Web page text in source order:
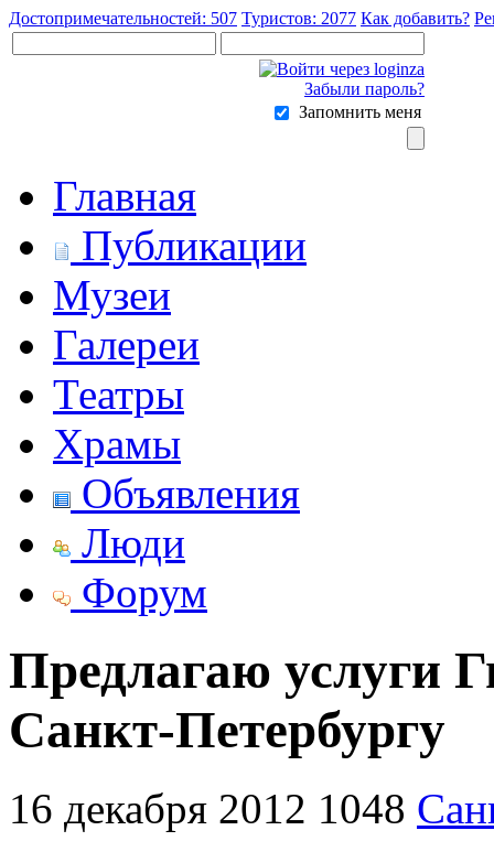
Достопримечательностей: 507 Туристов: 2077 Как добавить?
Забыли пароль?
Запомнить меня
Главная
Публикации
Музеи
Галереи
Театры
Храмы
Объявления
Люди
Форум
Предлагаю услуги
Санкт-Петербургу
16 декабря 2012 1048